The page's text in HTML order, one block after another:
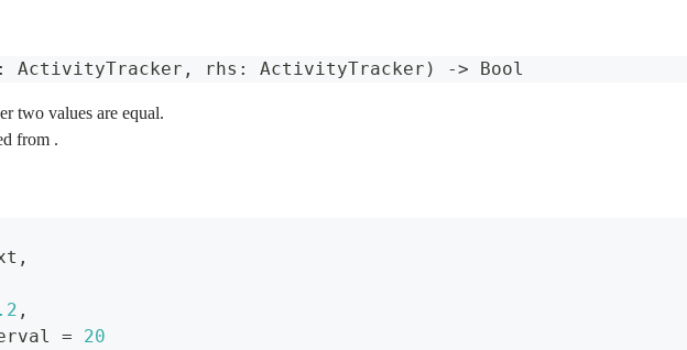
: ActivityTracker , rhs : ActivityTracker ) -> Bool
two values are equal.
from .
,
,
=
20